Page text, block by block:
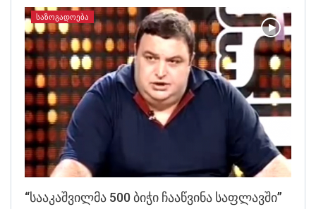
ᲡᲐᲖᲝᲒᲐᲓᲝᲔᲑᲐ
“სააკაშვილმა 500 Ბიჭი Ჩააწვინა Საფლავში”